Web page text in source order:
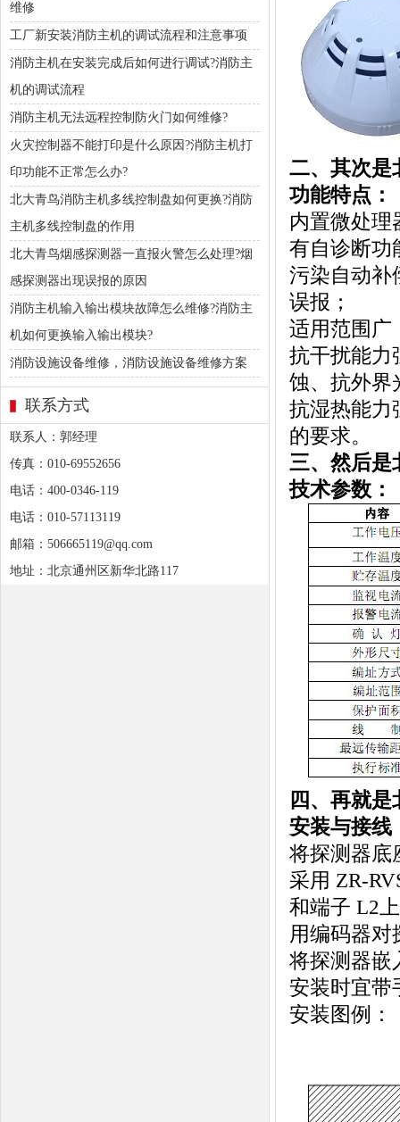
维修
工厂新安装消防主机的调试流程和注意事项
消防主机在安装完成后如何进行调试?消防主
机的调试流程
消防主机无法远程控制防火门如何维修?
火灾控制器不能打印是什么原因?消防主机打
印功能不正常怎么办?
北大青鸟消防主机多线控制盘如何更换?消防
主机多线控制盘的作用
北大青鸟烟感探测器一直报火警怎么处理?烟
感探测器出现误报的原因
消防主机输入输出模块故障怎么维修?消防主
机如何更换输入输出模块?
消防设施设备维修，消防设施设备维修方案
联系方式
联系人：郭经理
传真：010-69552656
电话：400-0346-119
电话：010-57113119
邮箱：506665119@qq.com
地址：北京通州区新华北路117
二、其次是
功能特点：
内置微处理
有自诊断功
污染自动补
误报；
适用范围广
抗干扰能力
蚀、抗外界
抗湿热能力
的要求。
三、然后是
技术参数：
四、再就
安装与接线
将探测器底
采用 ZR-
和端子 L2
用编码器对
将探测器嵌
安装时宜带
安装图例：